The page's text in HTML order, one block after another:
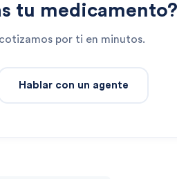
tu medicamento?
por ti en minutos.
Hablar con un agente